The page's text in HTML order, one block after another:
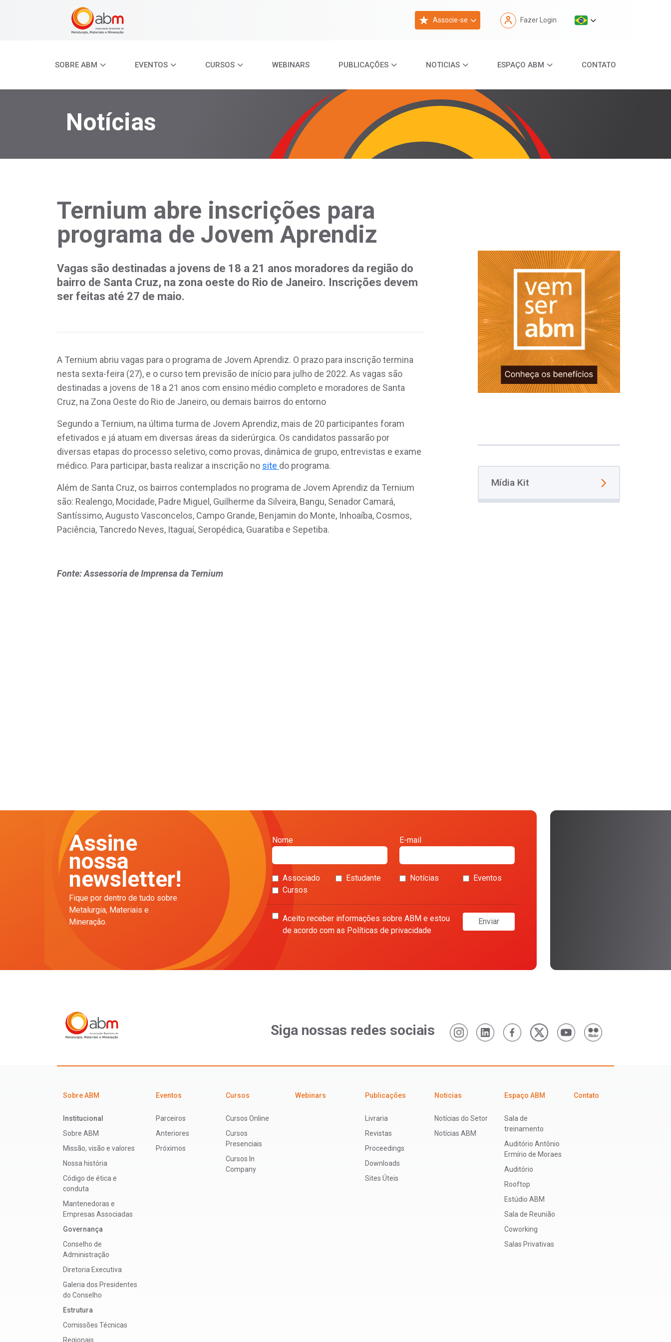
Associe-se Fazer Login
SOBRE ABM EVENTOS CURSOS WEBINARS PUBLICAÇÕES NOTICIAS ESPAÇO ABM CONTATO
Notícias
Ternium abre inscrições para
programa de Jovem Aprendiz
Vagas são destinadas a jovens de 18 a 21 anos moradores da região do
bairro de Santa Cruz, na zona oeste do Rio de Janeiro. Inscrições devem
ser feitas até 27 de maio.
A Ternium abriu vagas para o programa de Jovem Aprendiz. O prazo para inscrição termina
nesta sexta-feira (27), e o curso tem previsão de início para julho de 2022. As vagas são
destinadas a jovens de 18 a 21 anos com ensino médio completo e moradores de Santa
Cruz, na Zona Oeste do Rio de Janeiro, ou demais bairros do entorno
Segundo a Ternium, na última turma de Jovem Aprendiz, mais de 20 participantes foram
efetivados e já atuam em diversas áreas da siderúrgica. Os candidatos passarão por
diversas etapas do processo seletivo, como provas, dinâmica de grupo, entrevistas e exame
médico. Para participar, basta realizar a inscrição no site do programa.
Além de Santa Cruz, os bairros contemplados no programa de Jovem Aprendiz da Ternium
são: Realengo, Mocidade, Padre Miguel, Guilherme da Silveira, Bangu, Senador Camará,
Santíssimo, Augusto Vasconcelos, Campo Grande, Benjamin do Monte, Inhoaíba, Cosmos,
Paciência, Tancredo Neves, Itaguaí, Seropédica, Guaratiba e Sepetiba.
Fonte: Assessoria de Imprensa da Ternium
Mídia Kit
Assine
nossa
newsletter!
Fique por dentro de tudo sobre
Metalurgia, Materiais e
Mineração.
Nome E-mail
Associado Estudante Notícias
Eventos
Cursos
Aceito receber informações sobre ABM e estou
de acordo com as Políticas de privacidade
Enviar
Siga nossas redes sociais
Sobre ABM
Institucional
Sobre ABM
Missão, visão e valores
Nossa história
Código de ética e
conduta
Mantenedoras e
Empresas Associadas
Governança
Conselho de
Administração
Diretoria Executiva
Galeria dos Presidentes
do Conselho
Estrutura
Comissões Técnicas
Regionais
Eventos
Parceiros
Anteriores
Próximos
Cursos
Cursos Online
Cursos
Presenciais
Cursos In
Company
Webinars Publicações
Livraria
Revistas
Proceedings
Downloads
Sites Úteis
Noticias
Notícias do Setor
Notícias ABM
Espaço ABM
Sala de
treinamento
Auditório Antônio
Ermírio de Moraes
Auditório
Rooftop
Estúdio ABM
Sala de Reunião
Coworking
Salas Privativas
Contato